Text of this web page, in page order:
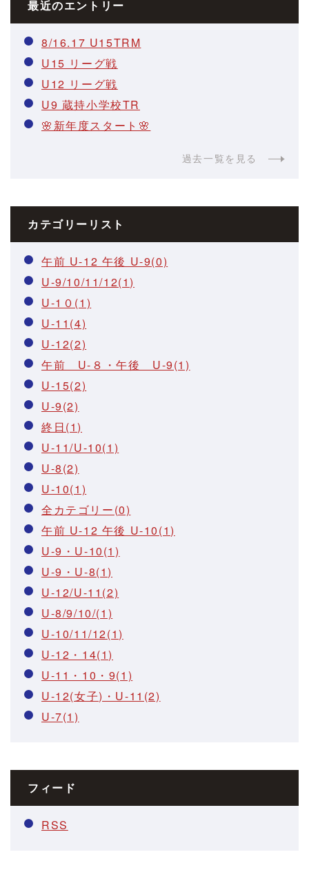
最近のエントリー
8/16.17 U15TRM
U15 リーグ戦
U12 リーグ戦
U9 蔵持小学校TR
🌸新年度スタート🌸
過去一覧を見る
カテゴリーリスト
午前 U-12 午後 U-9(0)
U-9/10/11/12(1)
U-1０(1)
U-11(4)
U-12(2)
午前 U-８・午後 U-9(1)
U-15(2)
U-9(2)
終日(1)
U-11/U-10(1)
U-8(2)
U-10(1)
全カテゴリー(0)
午前 U-12 午後 U-10(1)
U-9・U-10(1)
U-9・U-8(1)
U-12/U-11(2)
U-8/9/10/(1)
U-10/11/12(1)
U-12・14(1)
U-11・10・9(1)
U-12(女子)・U-11(2)
U-7(1)
フィード
RSS